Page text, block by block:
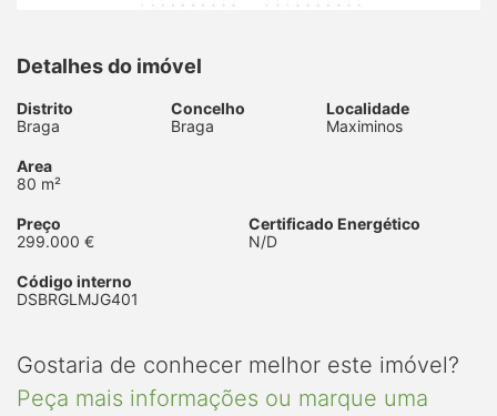
Detalhes do imóvel
Distrito
Braga
Concelho
Braga
Localidade
Maximinos
Area
80 m²
Preço
299.000 €
Certificado Energético
N/D
Código interno
DSBRGLMJG401
Gostaria de conhecer melhor este imóvel?
Peça mais informações ou marque uma